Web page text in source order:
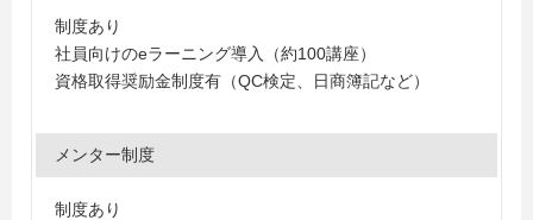
制度あり
社員向けのeラーニング導入（約100講座）
資格取得奨励金制度有（QC検定、日商簿記など）
メンター制度
制度あり